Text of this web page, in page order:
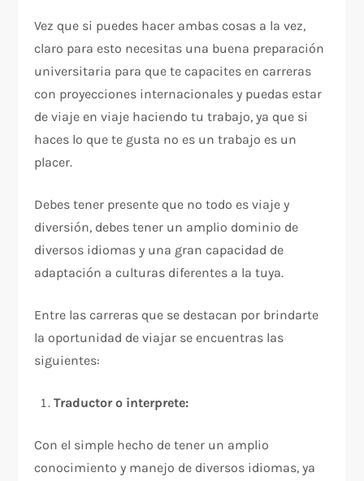
Vez que si puedes hacer ambas cosas a la vez,
claro para esto necesitas una buena preparación
universitaria para que te capacites en carreras
con proyecciones internacionales y puedas estar
de viaje en viaje haciendo tu trabajo, ya que si
haces lo que te gusta no es un trabajo es un
placer.
Debes tener presente que no todo es viaje y
diversión, debes tener un amplio dominio de
diversos idiomas y una gran capacidad de
adaptación a culturas diferentes a la tuya.
Entre las carreras que se destacan por brindarte
la oportunidad de viajar se encuentras las
siguientes:
Traductor o interprete:
Con el simple hecho de tener un amplio
conocimiento y manejo de diversos idiomas, ya